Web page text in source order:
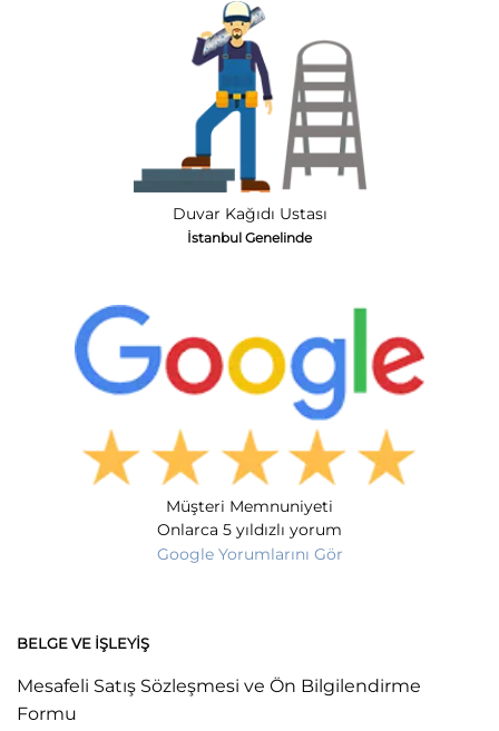
Duvar Kağıdı Ustası
İstanbul Genelinde
Müşteri Memnuniyeti
Onlarca 5 yıldızlı yorum
Google Yorumlarını Gör
BELGE VE İŞLEYIŞ
Mesafeli Satış Sözleşmesi ve Ön Bilgilendirme
Formu